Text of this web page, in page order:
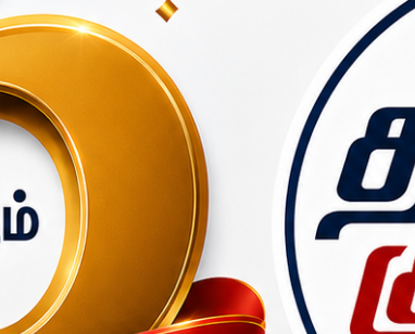
நேற்று, அருகிலுள்ள சின்னப்ப நல்லூரில் அவரது தங்கை
அண்ணனின் சீதனமாக என்ன கொண்டு
நிகழ்ச்சிக்கு வருகை தந்தார்.
கொண்ட உறவினர்கள் மற்றும் உள்ளூர்
மரக்கன்றுகளை பெற்றுச் சென்று, தங்களது வீடுகள்
இந்த முயற்சி, சுற்றுவட்டார கிராமங்களில் பெரும்
புதிய சமூகச் செய்தியை விதைத்துள்ளது.
செயல், இயற்கை ஆர்வலர்கள் மற்றும்